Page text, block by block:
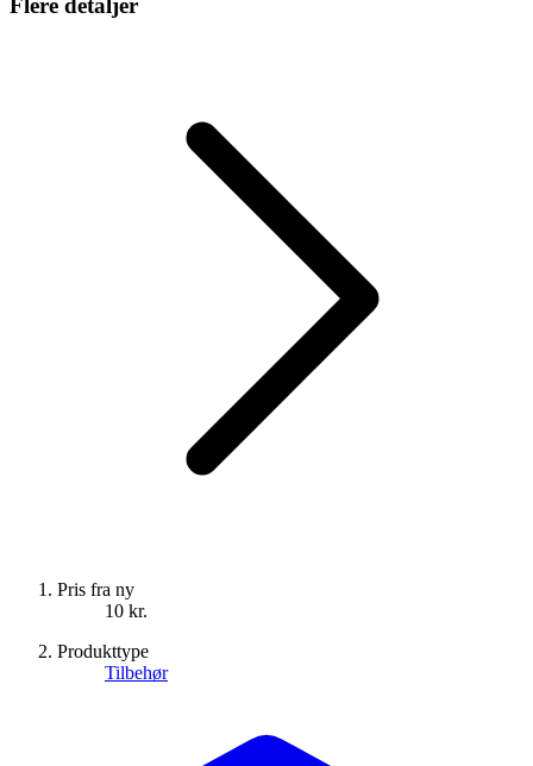
Flere detaljer
Pris fra ny
10 kr.
Produkttype
Tilbehør